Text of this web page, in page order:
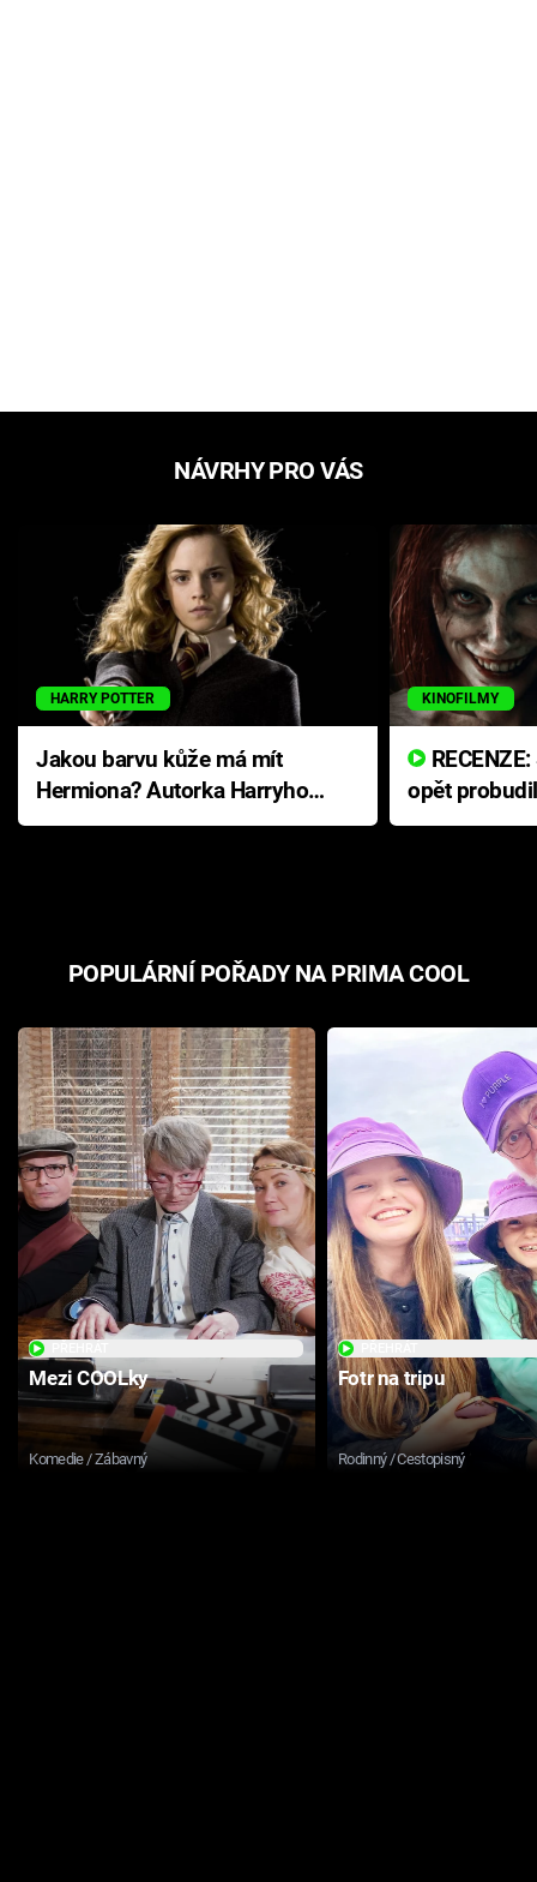
NÁVRHY PRO VÁS
HARRY POTTER
Jakou barvu kůže má mít
Hermiona? Autorka Harryho
Pottera přišla s ráznou
KINOFILMY
opět
přichází s
POPULÁRNÍ POŘADY NA PRIMA COOL
Mezi COOLky
Komedie / Zábavný
Fotr na tripu
Rodinný / Cestopisný